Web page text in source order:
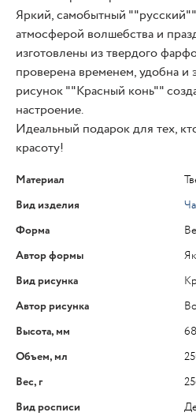
Яркий, самобытный
атмосферой волшебства и
изготовлены из твердого
проверена временем, удобна и
рисунок ""Красный конь""
настроение.
Идеальный подарок для тех,
красоту!
Материал
Вид изделия
Форма
Автор формы
Вид рисунка
Автор рисунка
Высота, мм
68
Объем, мл
Вес, г
Вид росписи